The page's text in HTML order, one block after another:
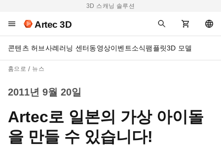
3D 스캐닝 솔루션
Artec 3D
콘텐츠 허브사례러닝 센터동영상이벤트소식팸플릿3D 모델
홈으로 뉴스
2011년 9월 20일
Artec로 일본의 가상 아이돌
을 만들 수 있습니다!